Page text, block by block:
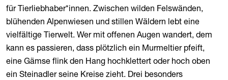
für Tierliebhaber*innen. Zwischen wilden Felswänden,
blühenden Alpenwiesen und stillen Wäldern lebt eine
vielfältige Tierwelt. Wer mit offenen Augen wandert, dem
kann es passieren, dass plötzlich ein Murmeltier pfeift,
eine Gämse flink den Hang hochklettert oder hoch oben
ein Steinadler seine Kreise zieht. Drei besonders